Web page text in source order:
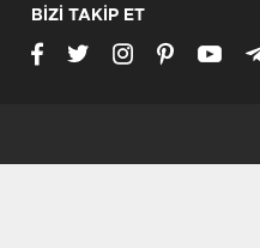
BİZİ TAKİP ET